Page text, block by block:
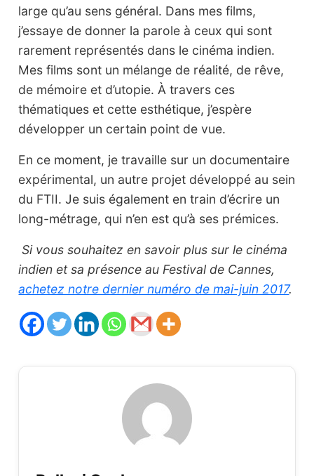
large qu’au sens général. Dans mes films,
j’essaye de donner la parole à ceux qui sont
rarement représentés dans le cinéma indien.
Mes films sont un mélange de réalité, de rêve,
de mémoire et d’utopie. À travers ces
thématiques et cette esthétique, j’espère
développer un certain point de vue.
En ce moment, je travaille sur un documentaire
expérimental, un autre projet développé au sein
du FTII. Je suis également en train d’écrire un
long-métrage, qui n’en est qu’à ses prémices.
Si vous souhaitez en savoir plus sur le cinéma
indien et sa présence au Festival de Cannes,
achetez notre dernier numéro de mai-juin 2017.